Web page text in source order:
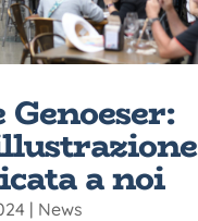
a noi
| News